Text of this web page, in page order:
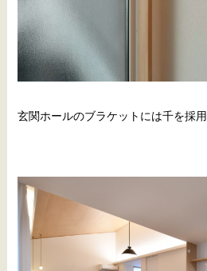
玄関ホールのブラケットには千を採用